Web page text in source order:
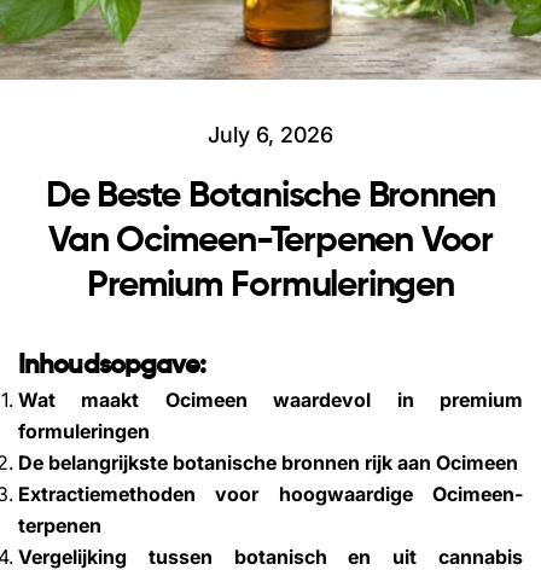
July 6, 2026
De Beste Botanische Bronnen
Van Ocimeen-Terpenen Voor
Premium Formuleringen
Inhoudsopgave:
Wat maakt Ocimeen waardevol in premium
formuleringen
De belangrijkste botanische bronnen rijk aan Ocimeen
Extractiemethoden voor hoogwaardige Ocimeen-
terpenen
Vergelijking tussen botanisch en uit cannabis